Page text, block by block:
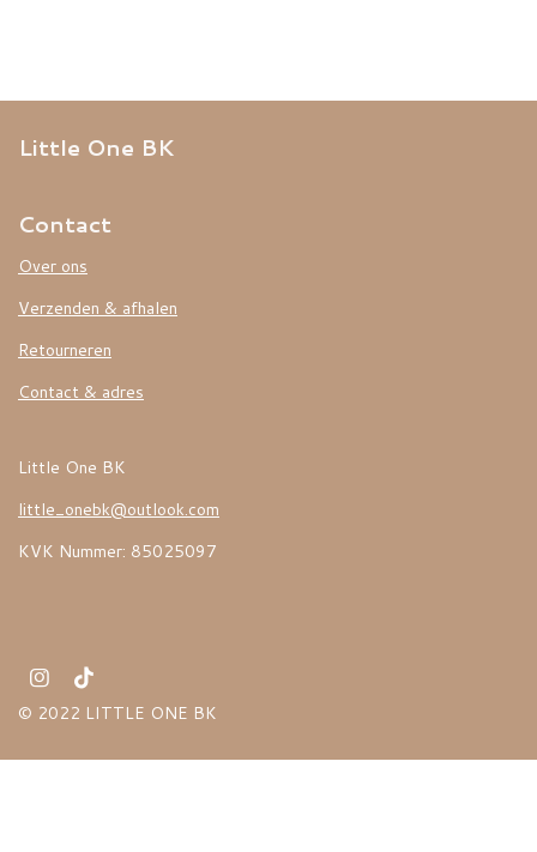
Little One BK
Contact
Over ons
Verzenden & afhalen
Retourneren
Contact & adres
Little One BK
little_onebk@outlook.com
KVK Nummer: 85025097
I
n
s
a
T
k
o
© 2022 LITTLE ONE BK